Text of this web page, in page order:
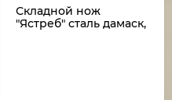
Складной нож
"Ястреб" сталь дамаск,